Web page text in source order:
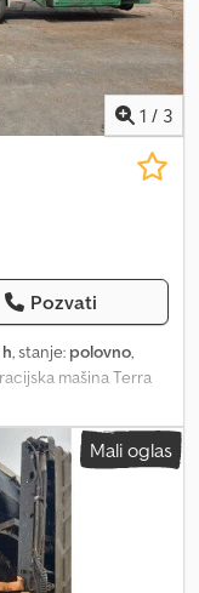
1 / 3
Pozvati
, stanje: polovno,
mašina Terra
na dizel gorivo
Podaci o vozilu /
vozila: Rabljeno
separacijska
Select Model: T6
Radni sati: oko
prikolica
prednje osovine:
Mali oglas